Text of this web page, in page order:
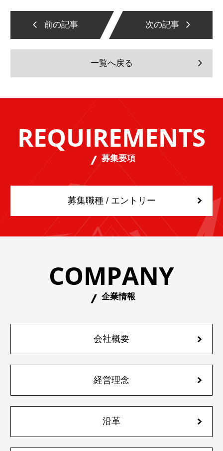
前の記事 次の記事
一覧へ戻る
REQUIREMENTS
募集要項
募集職種 / エントリー
COMPANY
企業情報
会社概要
経営理念
沿革